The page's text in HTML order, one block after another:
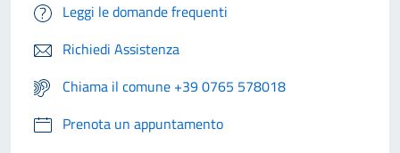
Leggi le domande frequenti
Richiedi Assistenza
Chiama il comune +39 0765 578018
Prenota un appuntamento